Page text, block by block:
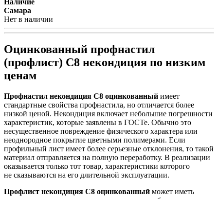
Самара
Нет в наличии
Оцинкованный профнастил
(профлист) С8 некондиция по низким
ценам
Профнастил некондиция С8 оцинкованный имеет
стандартные свойства профнастила, но отличается более
низкой ценой. Некондиция включает небольшие погрешности
характеристик, которые заявлены в ГОСТе. Обычно это
несущественное повреждение физического характера или
неоднородное покрытие цветными полимерами. Если
профильный лист имеет более серьезные отклонения, то такой
материал отправляется на полную переработку. В реализации
оказывается только тот товар, характеристики которого
не сказываются на его длительной эксплуатации.
Профлист некондиция С8 оцинкованный может иметь